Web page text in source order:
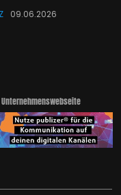
09.06.2026